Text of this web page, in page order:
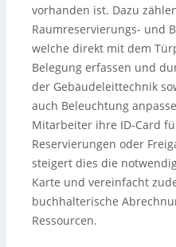
vorhanden ist. Dazu
Raumreservierungs- und
welche direkt mit dem
Belegung erfassen und
der Gebäudeleittechnik
auch Beleuchtung
Mitarbeiter ihre ID-Card
Reservierungen oder
steigert dies die
Karte und vereinfacht
buchhalterische
Ressourcen.